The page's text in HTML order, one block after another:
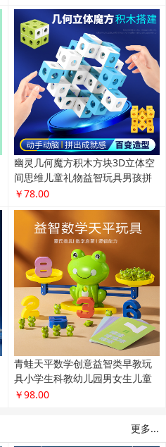
幽灵几何魔方积木方块3D立体空
间思维儿童礼物益智玩具男孩拼
装
￥78.00
青蛙天平数学创意益智类早教玩
具小学生科教幼儿园男女生儿童
礼物
￥98.00
更多...